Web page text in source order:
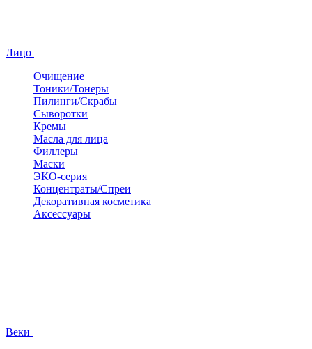
Лицо
Очищение
Тоники/Тонеры
Пилинги/Скрабы
Сыворотки
Кремы
Масла для лица
Филлеры
Маски
ЭКО-серия
Концентраты/Спреи
Декоративная косметика
Аксессуары
Веки